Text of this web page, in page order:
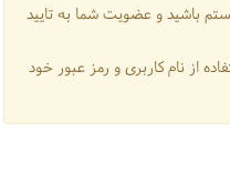
باشید و عضویت شما به تایید
از نام کاربری و رمز عبور خود